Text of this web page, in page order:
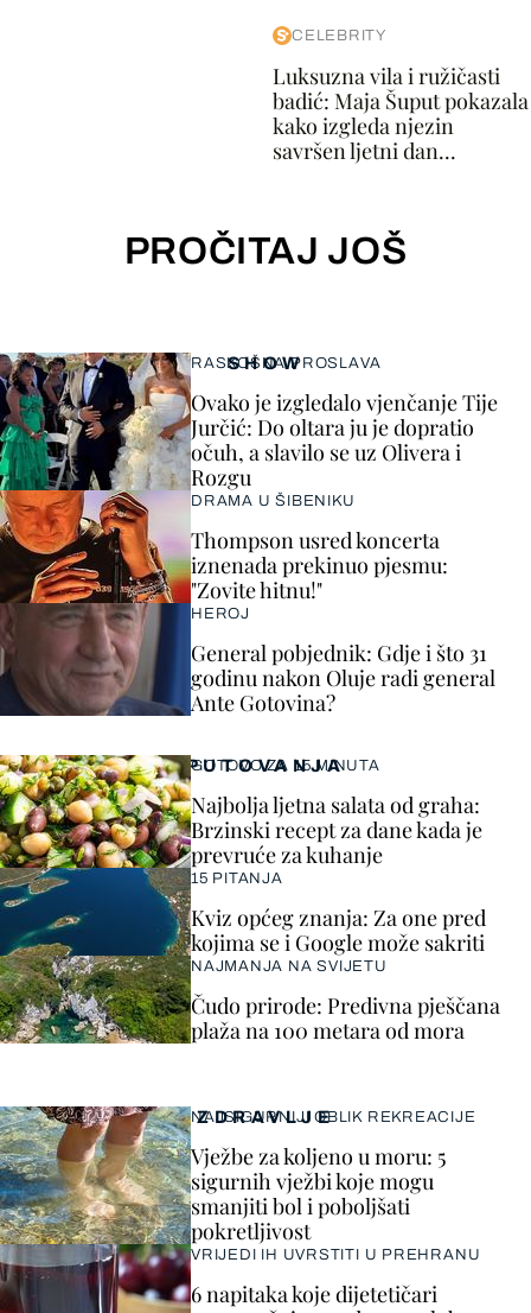
CELEBRITY
Luksuzna vila i ružičasti
badić: Maja Šuput pokazala
kako izgleda njezin
savršen ljetni dan...
PROČITAJ JOŠ
SHOW
RASKOŠNA PROSLAVA
Ovako je izgledalo vjenčanje Tije
Jurčić: Do oltara ju je dopratio
očuh, a slavilo se uz Olivera i
Rozgu
DRAMA U ŠIBENIKU
Thompson usred koncerta
iznenada prekinuo pjesmu:
"Zovite hitnu!"
HEROJ
General pobjednik: Gdje i što 31
godinu nakon Oluje radi general
Ante Gotovina?
ZDRAVLJE
NAJSIGURNIJI OBLIK REKREACIJE
Vježbe za koljeno u moru: 5
sigurnih vježbi koje mogu
smanjiti bol i poboljšati
pokretljivost
VRIJEDI IH UVRSTITI U PREHRANU
6 napitaka koje dijetetičari
PUTOVANJA
GOTOVO ZA 15 MINUTA
Najbolja ljetna salata od graha:
Brzinski recept za dane kada je
prevruće za kuhanje
15 PITANJA
Kviz općeg znanja: Za one pred
kojima se i Google može sakriti
NAJMANJA NA SVIJETU
Čudo prirode: Predivna pješčana
plaža na 100 metara od mora